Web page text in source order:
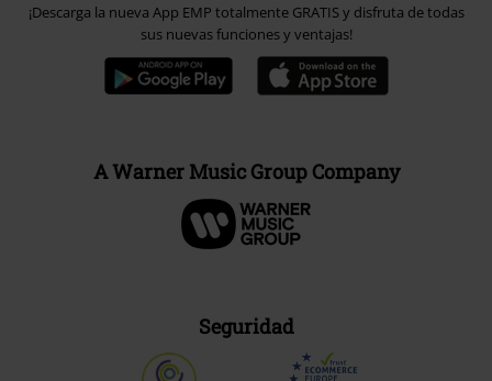
¡Descarga la nueva App EMP totalmente GRATIS y disfruta de todas
sus nuevas funciones y ventajas!
A Warner Music Group Company
Seguridad